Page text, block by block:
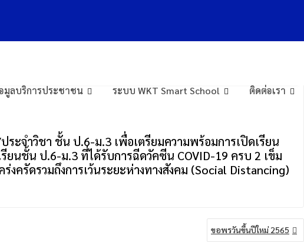
มูลบริการประชาชน ระบบ WKT Smart School ติดต่อเรา
ะจำวิชา ชั้น ป.6-ม.3 เพื่อเตรียมความพร้อมการเปิดเรียน
ยนชั้น ป.6-ม.3 ที่ได้รับการฉีดวัคซีน COVID-19 ครบ 2 เข็ม
ครัดรวมถึงการเว้นระยะห่างทางสังคม (Social Distancing)
ขอพรวันขึ้นปีใหม่​ 2565